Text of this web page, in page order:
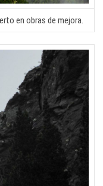
en obras de mejora.